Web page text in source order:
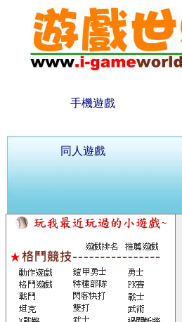
手機遊戲
同人遊戲